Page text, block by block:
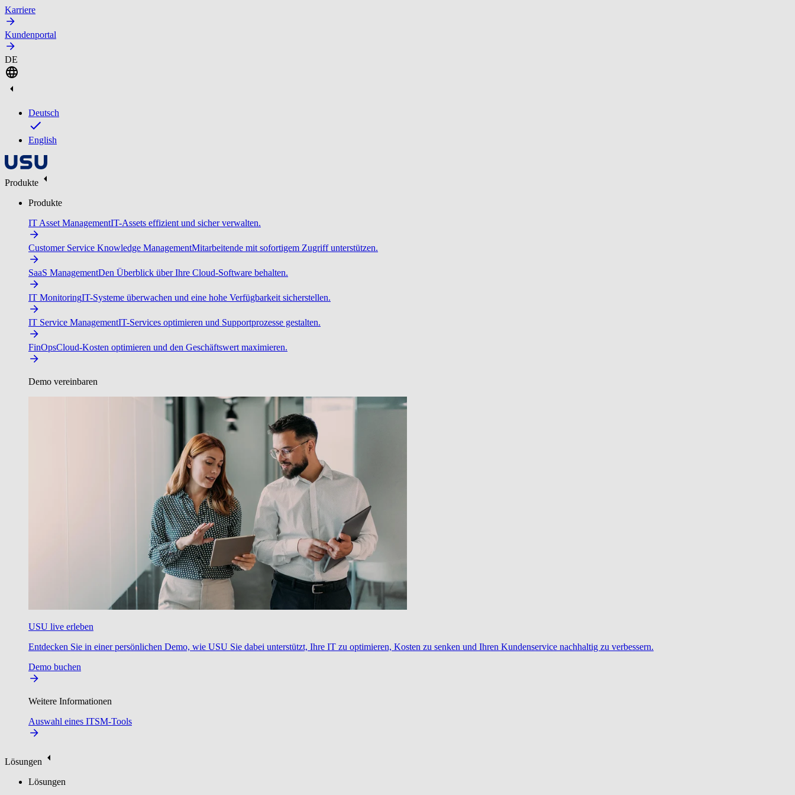
Karriere
Kundenportal
DE
Deutsch
English
Produkte
Produkte
IT Asset ManagementIT-Assets effizient und sicher verwalten.
Customer Service Knowledge ManagementMitarbeitende mit sofortigem Zugriff unterstützen.
SaaS ManagementDen Überblick über Ihre Cloud-Software behalten.
IT MonitoringIT-Systeme überwachen und eine hohe Verfügbarkeit sicherstellen.
IT Service ManagementIT-Services optimieren und Supportprozesse gestalten.
FinOpsCloud-Kosten optimieren und den Geschäftswert maximieren.
Demo vereinbaren
USU live erleben
Entdecken Sie in einer persönlichen Demo, wie USU Sie dabei unterstützt, Ihre IT zu optimieren, Kosten zu senken und Ihren Kundenservice nachhaltig zu verbessern.
Demo buchen
Weitere Informationen
Auswahl eines ITSM-Tools
Lösungen
Lösungen